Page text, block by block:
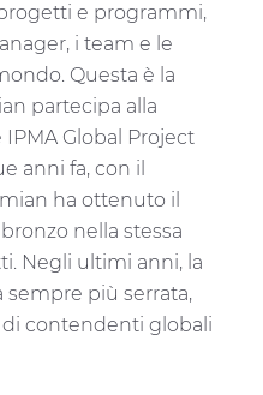
e programmi,
i team e le
Questa è la
partecipa alla
Global Project
anni fa, con il
ha ottenuto il
nella stessa
Negli ultimi anni, la
più serrata,
contendenti globali